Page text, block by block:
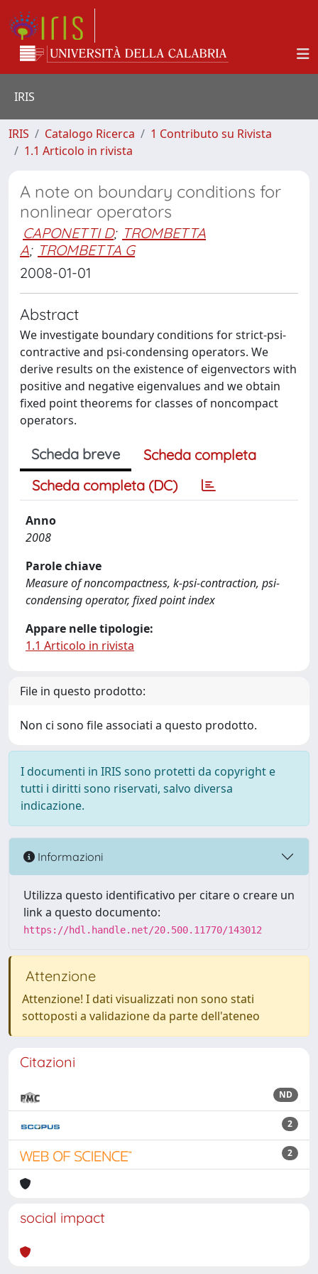
IRIS
IRIS Catalogo Ricerca
1 Contributo su Rivista
1.1 Articolo in rivista
A note on boundary conditions for
nonlinear operators
CAPONETTI D; TROMBETTA
A; TROMBETTA G
2008-01-01
Abstract
We investigate boundary conditions for strict-psi-
contractive and psi-condensing operators. We
derive results on the existence of eigenvectors with
positive and negative eigenvalues and we obtain
fixed point theorems for classes of noncompact
operators.
Scheda breve
Scheda completa
Scheda completa (DC)
Anno
2008
Parole chiave
Measure of noncompactness, k-psi-contraction, psi-
condensing operator, fixed point index
Appare nelle tipologie:
1.1 Articolo in rivista
File in questo prodotto:
Non ci sono file associati a questo prodotto.
I documenti in IRIS sono protetti da copyright e
tutti i diritti sono riservati, salvo diversa
indicazione.
Informazioni
Utilizza questo identificativo per citare o creare un
link a questo documento:
https://hdl.handle.net/20.500.11770/143012
Attenzione
Attenzione! I dati visualizzati non sono stati
sottoposti a validazione da parte dell'ateneo
Citazioni
ND
2
2
social impact